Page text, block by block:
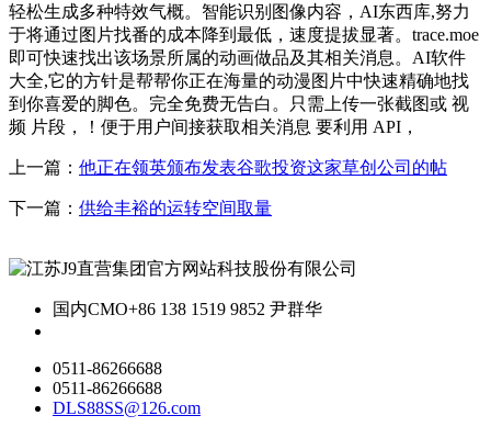
轻松生成多种特效气概。智能识别图像内容，AI东西库,努力
于将通过图片找番的成本降到最低，速度提拔显著。trace.moe
即可快速找出该场景所属的动画做品及其相关消息。AI软件
大全,它的方针是帮帮你正在海量的动漫图片中快速精确地找
到你喜爱的脚色。完全免费无告白。只需上传一张截图或 视
频 片段，！便于用户间接获取相关消息 要利用 API，
上一篇： 他正在领英颁布发表谷歌投资这家草创公司的帖
下一篇： 供给丰裕的运转空间取量
国内CMO+86 138 1519 9852 尹群华
0511-86266688
0511-86266688
DLS88SS@126.com